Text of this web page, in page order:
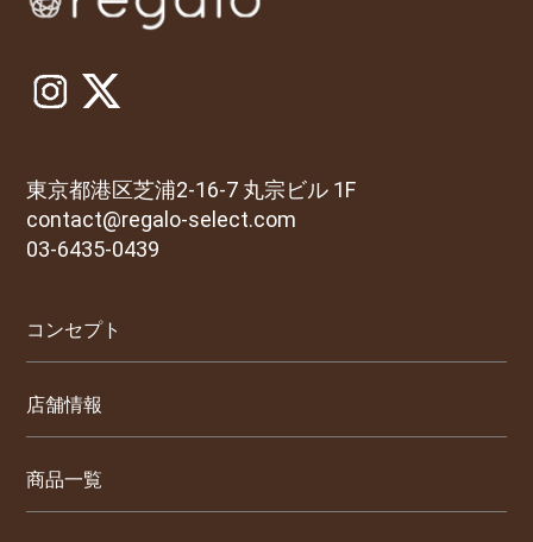
東京都港区芝浦2-16-7 丸宗ビル 1F
contact@regalo-select.com
03-6435-0439
コンセプト
店舗情報
商品一覧